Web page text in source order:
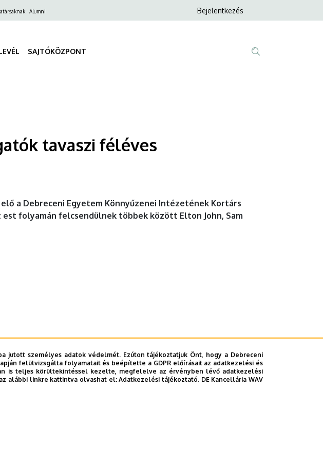
Alumni
Anonim
Bejelentkezés
SAJTÓKÖZPONT
tavaszi féléves
a Debreceni Egyetem Könnyűzenei Intézetének Kortárs
folyamán felcsendülnek többek között Elton John, Sam
személyes adatok védelmét. Ezúton tájékoztatjuk Önt, hogy a Debreceni
felülvizsgálta folyamatait és beépítette a GDPR előírásait az adatkezelési és
is teljes körültekintéssel kezelte, megfelelve az érvényben lévő adatkezelési
alábbi linkre kattintva olvashat el:Adatkezelési tájékoztató. DE Kancellária WAV